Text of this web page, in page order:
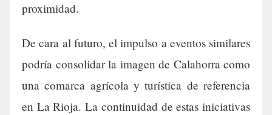
proximidad.
De cara al futuro, el impulso a eventos similares
podría consolidar la imagen de Calahorra como
una comarca agrícola y turística de referencia
en La Rioja. La continuidad de estas iniciativas